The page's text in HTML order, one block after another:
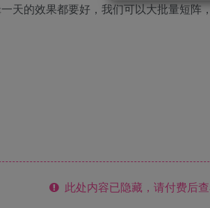
天的效果都要好，我们可以大批量短阵
此处内容已隐藏，请付费后